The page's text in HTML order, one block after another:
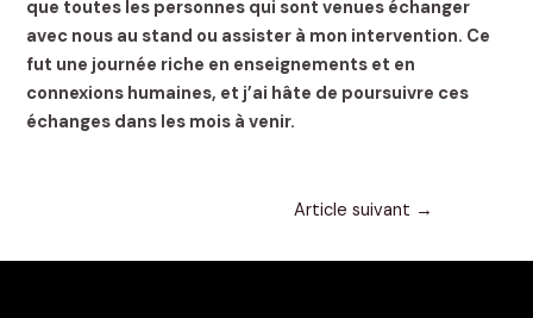
que toutes les personnes qui sont venues échanger
avec nous au stand ou assister à mon intervention. Ce
fut une journée riche en enseignements et en
connexions humaines, et j’ai hâte de poursuivre ces
échanges dans les mois à venir.
Article suivant →